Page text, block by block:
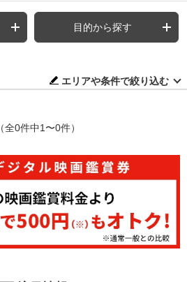
目的から探す
エリアや条件で絞り込む
（全0件中1〜0件）